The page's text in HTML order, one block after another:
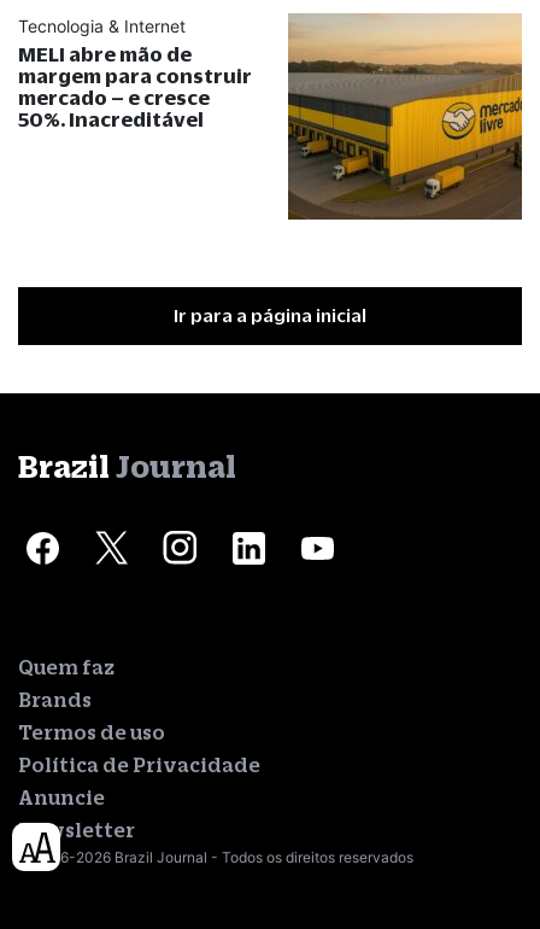
Tecnologia & Internet
MELI abre mão de
margem para construir
mercado – e cresce
50%. Inacreditável
Ir para a página inicial
Brazil Journal
Quem faz
Brands
Termos de uso
Política de Privacidade
Anuncie
Newsletter
© 2016-2026 Brazil Journal - Todos os direitos reservados